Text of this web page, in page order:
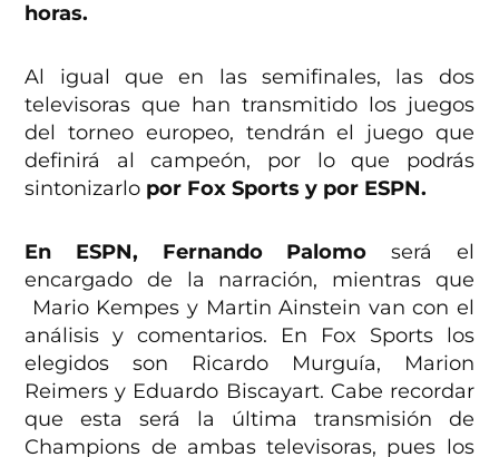
horas.
Al igual que en las semifinales, las dos
televisoras que han transmitido los juegos
del torneo europeo, tendrán el juego que
definirá al campeón, por lo que podrás
sintonizarlo por Fox Sports y por ESPN.
En ESPN, Fernando Palomo será el
encargado de la narración, mientras que
Mario Kempes y Martin Ainstein van con el
análisis y comentarios. En Fox Sports los
elegidos son Ricardo Murguía, Marion
Reimers y Eduardo Biscayart. Cabe recordar
que esta será la última transmisión de
Champions de ambas televisoras, pues los